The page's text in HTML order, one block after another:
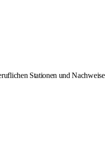
Stationen und Nachweise